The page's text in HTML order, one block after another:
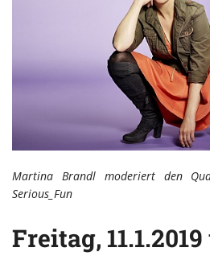
Martina Brandl moderiert den
Serious_Fun
Freitag,